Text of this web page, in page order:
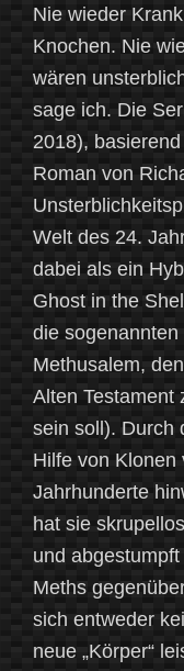
Nie wieder
Knochen. Nie
wären
sage ich. Die
2018),
Roman von
Welt des 24.
dabei als ein
Ghost in the
die sogenannten
Methusalem,
Alten Testament
sein soll). Durch
Hilfe von Klonen
Jahrhunderte
hat sie
und
Meths
sich entweder
neue „Körper“